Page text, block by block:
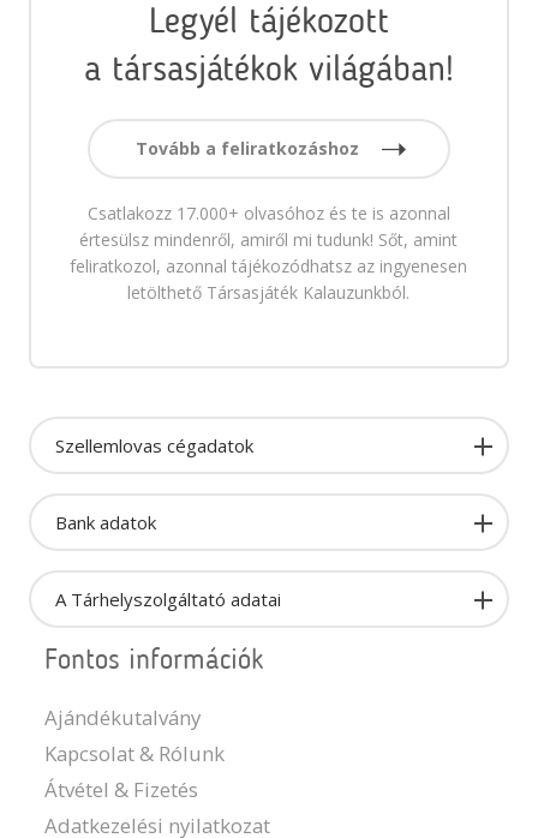
Legyél tájékozott
a társasjátékok világában!
Tovább a feliratkozáshoz
Csatlakozz 17.000+ olvasóhoz és te is azonnal
értesülsz mindenről, amiről mi tudunk! Sőt, amint
feliratkozol, azonnal tájékozódhatsz az ingyenesen
letölthető Társasjáték Kalauzunkból.
Szellemlovas cégadatok
Bank adatok
A Tárhelyszolgáltató adatai
Fontos információk
Ajándékutalvány
Kapcsolat & Rólunk
Átvétel & Fizetés
Adatkezelési nyilatkozat